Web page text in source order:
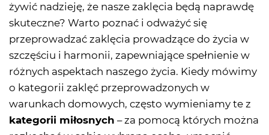
żywić nadzieję, że nasze zaklęcia będą naprawdę
skuteczne? Warto poznać i odważyć się
przeprowadzać zaklęcia prowadzące do życia w
szczęściu i harmonii, zapewniające spełnienie w
różnych aspektach naszego życia. Kiedy mówimy
o kategorii zaklęć przeprowadzonych w
warunkach domowych, często wymieniamy te z
kategorii miłosnych – za pomocą których można